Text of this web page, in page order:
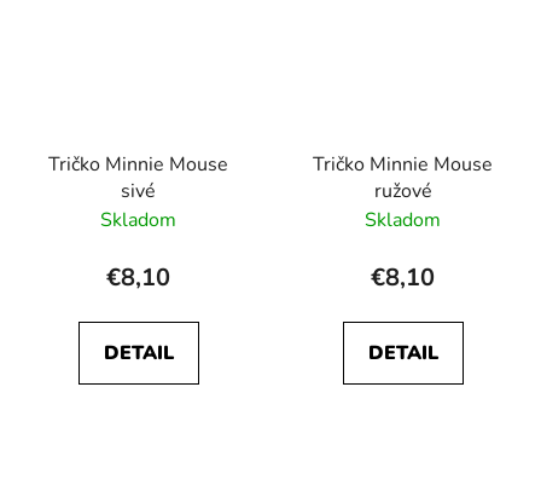
Tričko Minnie Mouse
sivé
Skladom
€8,10
DETAIL
Tričko Minnie Mouse
ružové
Skladom
€8,10
DETAIL